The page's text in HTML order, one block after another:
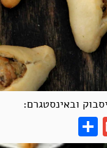
ובאינסטגרם:
Gmail